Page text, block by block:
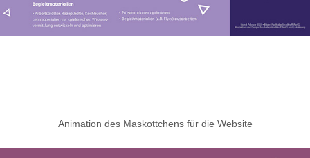
Animation des Maskottchens für die Website